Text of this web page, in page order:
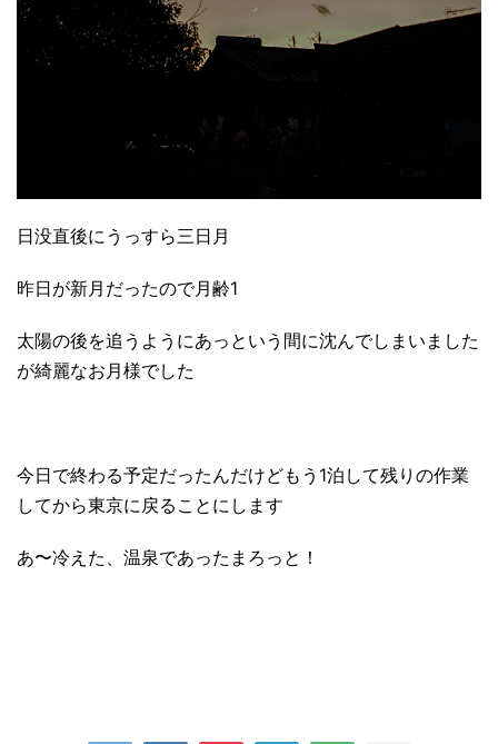
日没直後にうっすら三日月
昨日が新月だったので月齢1
太陽の後を追うようにあっという間に沈んでしまいました
が綺麗なお月様でした
今日で終わる予定だったんだけどもう1泊して残りの作業
してから東京に戻ることにします
あ〜冷えた、温泉であったまろっと！